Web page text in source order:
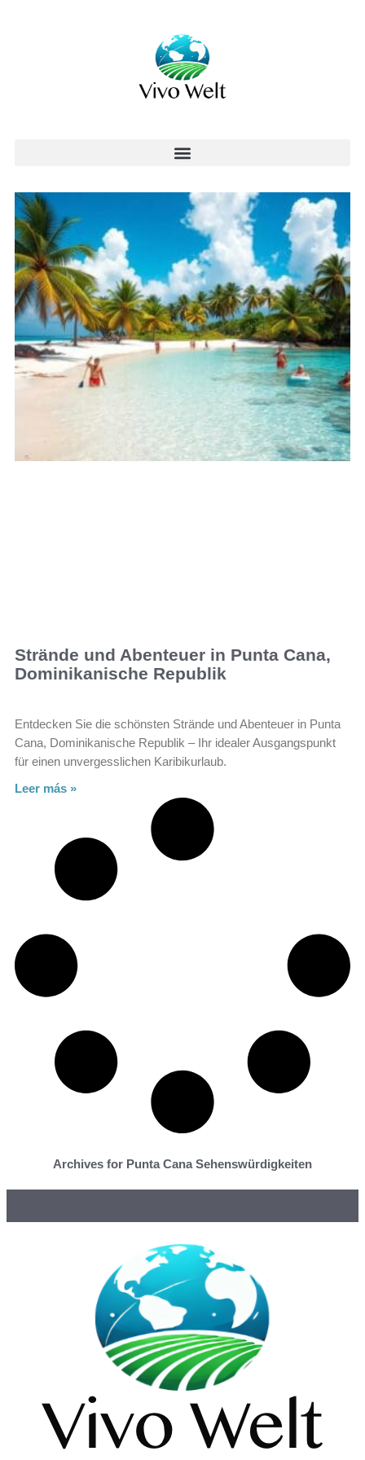
Strände und Abenteuer in Punta Cana,
Dominikanische Republik
Entdecken Sie die schönsten Strände und Abenteuer in Punta
Cana, Dominikanische Republik – Ihr idealer Ausgangspunkt
für einen unvergesslichen Karibikurlaub.
Leer más »
Archives for Punta Cana Sehenswürdigkeiten